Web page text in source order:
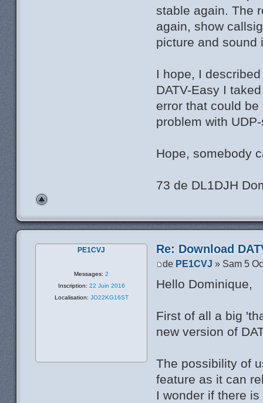
stable again. The
again, show
picture and sound
I hope, I
DATV-Easy I
error that could
problem with
Hope, somebody
73 de DL1DJH
Re: Download
de PE1CVJ » Sam 5
Hello Dominique,
First of all a big
new version of
The possibility of
feature as it can
I wonder if there
PE1CVJ
Messages: 2
Inscription: 22 Juin 2016
Localisation: JO22KG16ST